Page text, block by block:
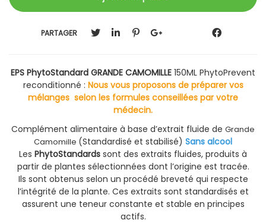
PARTAGER
EPS PhytoStandard GRANDE CAMOMILLE 150ML PhytoPrevent
reconditionné : Nous vous proposons de préparer vos
mélanges selon les formules conseillées par votre
médecin.
Complément alimentaire à base d’extrait fluide de Grande
Camomille (Standardisé et stabilisé) Sans alcool
Les PhytoStandards sont des extraits fluides, produits à
partir de plantes sélectionnées dont l’origine est tracée.
Ils sont obtenus selon un procédé breveté qui respecte
l’intégrité de la plante. Ces extraits sont standardisés et
assurent une teneur constante et stable en principes
actifs.